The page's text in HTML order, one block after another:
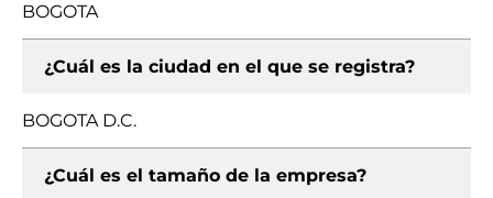
BOGOTA
¿Cuál es la ciudad en el que se registra?
BOGOTA D.C.
¿Cuál es el tamaño de la empresa?